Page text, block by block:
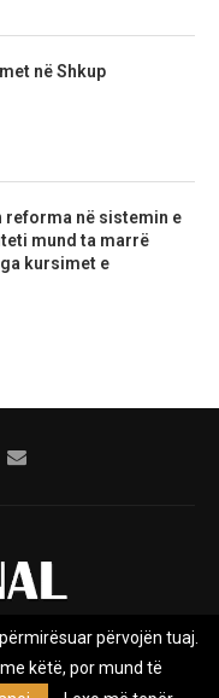
në Shkup
reforma në sistemin e
mund ta marrë
kursimet e
përvojën tuaj.
këtë, por mund të